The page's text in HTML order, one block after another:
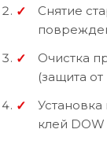
Снятие
Очистка
(защита
клей